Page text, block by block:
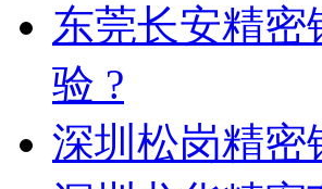
东莞长安精
验 ?
深圳松岗精密